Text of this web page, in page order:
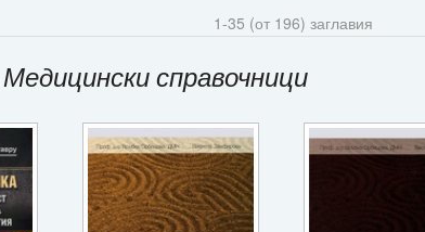
1-35 (от 196) заглавия
справочници